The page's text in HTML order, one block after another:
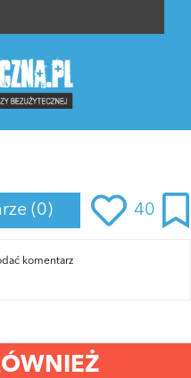
(0) 40
komentarz